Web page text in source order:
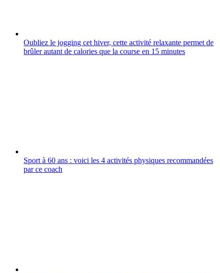
Oubliez le jogging cet hiver, cette activité relaxante permet de
brûler autant de calories que la course en 15 minutes
Sport à 60 ans : voici les 4 activités physiques recommandées
par ce coach